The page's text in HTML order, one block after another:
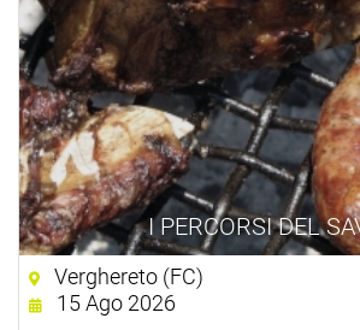
I PERCORSI DEL
Verghereto (FC)
15 Ago 2026